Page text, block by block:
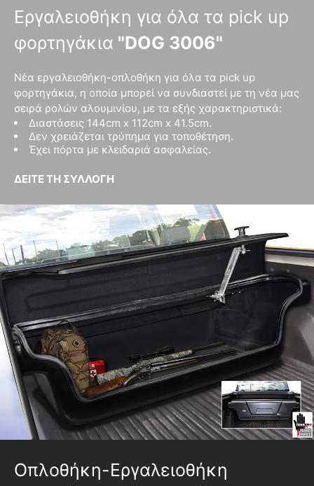
Εργαλειοθήκη για όλα τα pick up
φορτηγάκια "DOG 3006"
Νέα εργαλειοθήκη-οπλοθήκη για όλα τα pick up
φορτηγάκια, η οποία μπορεί να συνδιαστεί με τη νέα μας
σειρά ρολών αλουμινίου, με τα εξής χαρακτηριστικά:
Διαστάσεις 144cm x 112cm x 41.5cm.
Δεν χρειάζεται τρύπημα για τοποθέτηση.
Έχει πόρτα µε κλειδαριά ασφαλείας.
ΔΕΙΤΕ ΤΗ ΣΥΛΛΟΓΗ
Oπλοθήκη-Εργαλειοθήκη